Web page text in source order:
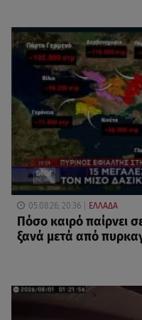
05.08.26, 20:36 ΕΛΛΑΔΑ
Πόσο καιρό παίρνει
ξανά μετά από